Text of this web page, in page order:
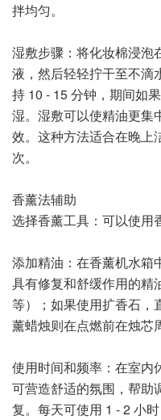
拌均匀。
湿敷步骤：将化妆棉浸泡
液，然后轻轻拧干至不滴
持 10 - 15 分钟，期间如
湿。湿敷可以使精油更集
效。这种方法适合在晚上
次。
香薰法辅助
选择香薰工具：可以使用
添加精油：在香薰机水箱
具有修复和舒缓作用的精
等）；如果使用扩香石，
薰蜡烛则在点燃前在烛芯
使用时间和频率：在室内
可营造舒适的氛围，帮助
复。每天可使用 1 - 2 小